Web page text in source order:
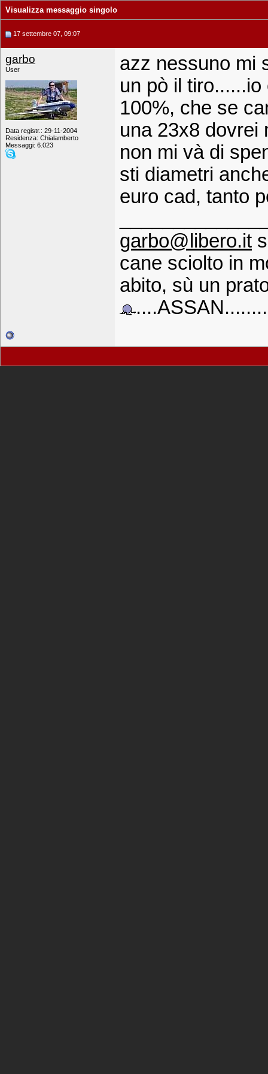
Visualizza messaggio singolo
17 settembre 07, 09:07
garbo
User
Data registr.: 29-11-2004
Residenza: Chialamberto
Messaggi: 6.023
azz nessuno mi
un pò il
100%, che se
una 23x8 dovrei
non mi và di
sti diametri
euro cad, tanto
garbo@libero.it
cane sciolto in
abito, sù un
....ASSAN........